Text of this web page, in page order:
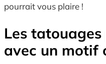
pourrait vous plaire !
Les
avec un motif